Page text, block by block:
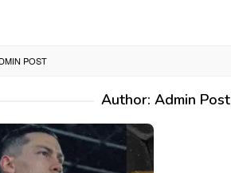
POST
Author: Admin Post